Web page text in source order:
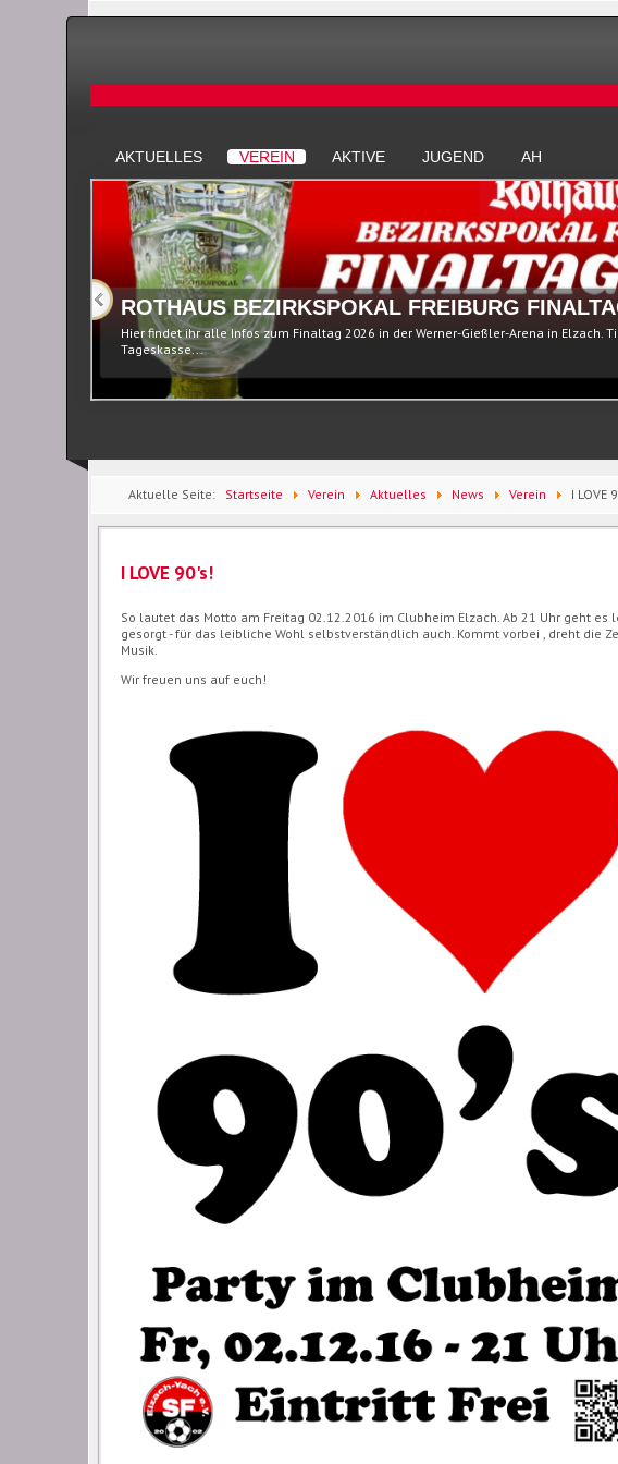
AKTUELLES VEREIN AKTIVE JUGEND AH
ROTHAUS BEZIRKSPOKAL FREIBURG
Hier findet ihr alle Infos zum Finaltag 2026 in der Werner-Gießler-Arena in Elzach.
Tageskasse...
Aktuelle Seite: Startseite Verein Aktuelles News Verein I LOVE
I LOVE 90's!
So lautet das Motto am Freitag 02.12.2016 im Clubheim Elzach. Ab 21 Uhr geht
gesorgt - für das leibliche Wohl selbstverständlich auch. Kommt vorbei , dreht die
Musik.
Wir freuen uns auf euch!